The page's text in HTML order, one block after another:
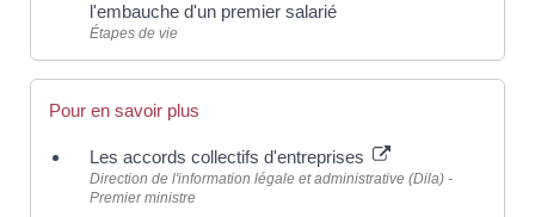
l'embauche d'un premier salarié
Étapes de vie
Pour en savoir plus
Les accords collectifs d'entreprises
Direction de l'information légale et administrative (Dila) -
Premier ministre